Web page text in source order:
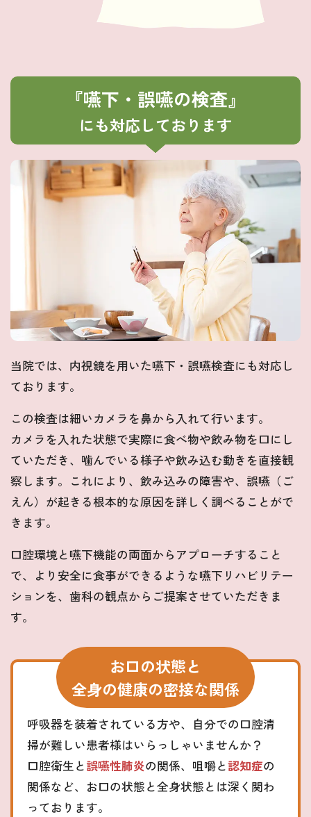
『嚥下・誤嚥の検査』
にも対応しております
当院では、内視鏡を用いた嚥下・誤嚥検査にも対応し
ております。
この検査は細いカメラを鼻から入れて行います。
カメラを入れた状態で実際に食べ物や飲み物を口にし
ていただき、噛んでいる様子や飲み込む動きを直接観
察します。これにより、飲み込みの障害や、誤嚥（ご
えん）が起きる根本的な原因を詳しく調べることがで
きます。
口腔環境と嚥下機能の両面からアプローチすること
で、より安全に食事ができるような嚥下リハビリテー
ションを、歯科の観点からご提案させていただきま
す。
お口の状態と
全身の健康の密接な関係
呼吸器を装着されている方や、自分での口腔清
掃が難しい患者様はいらっしゃいませんか？
口腔衛生と誤嚥性肺炎の関係、咀嚼と認知症の
関係など、お口の状態と全身状態とは深く関わ
っております。